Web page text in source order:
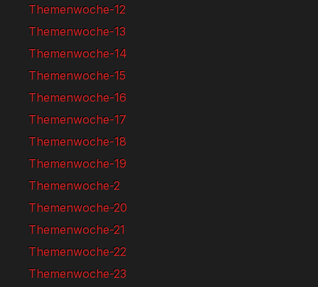
Themenwoche-12
Themenwoche-13
Themenwoche-14
Themenwoche-15
Themenwoche-16
Themenwoche-17
Themenwoche-18
Themenwoche-19
Themenwoche-2
Themenwoche-20
Themenwoche-21
Themenwoche-22
Themenwoche-23